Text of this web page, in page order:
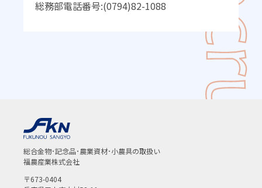
総務部電話番号:(0794)82-1088
総合金物･記念品･農業資材･小農具の取扱い
福農産業株式会社
〒673-0404